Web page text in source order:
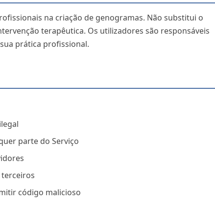
na criação de genogramas. Não substitui o
terapêutica. Os utilizadores são responsáveis
prática profissional.
parte do Serviço
código malicioso